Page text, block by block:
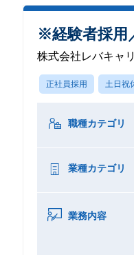
※経験者採用
株式会社レバキャリ
正社員採用 土日祝
職種カテゴリ
業種カテゴリ
業務内容